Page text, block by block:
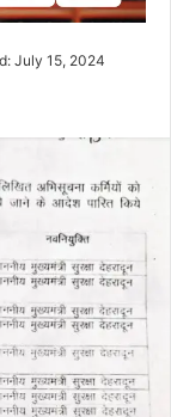
July 15, 2024